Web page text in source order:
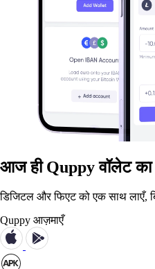
आज ही Quppy वॉलेट
डिजिटल और फिएट को एक साथ लाएँ,
Quppy आज़माएँ